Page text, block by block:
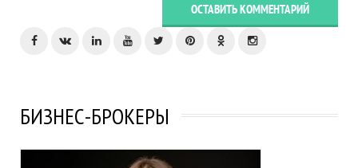
ОСТАВИТЬ КОММЕНТАРИЙ
БИЗНЕС-БРОКЕРЫ